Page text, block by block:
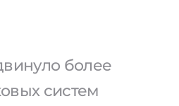
более
систем